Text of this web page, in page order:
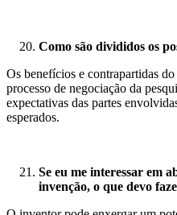
Como são divididos os
Os benefícios e contrapartidas
processo de negociação da
expectativas das partes
esperados.
Se eu me interessar em
invenção, o que devo